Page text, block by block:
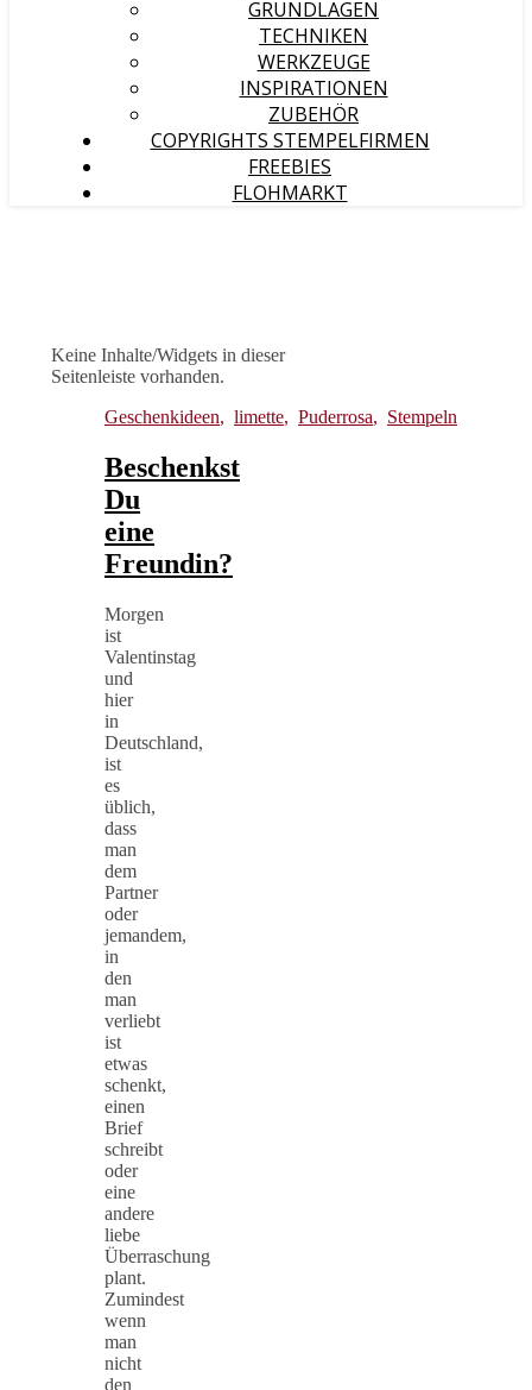
GRUNDLAGEN
TECHNIKEN
WERKZEUGE
INSPIRATIONEN
ZUBEHÖR
COPYRIGHTS STEMPELFIRMEN
FREEBIES
FLOHMARKT
Keine Inhalte/Widgets in dieser
Seitenleiste vorhanden.
Geschenkideen, limette, Puderrosa, Stempeln
Beschenkst
Du
eine
Freundin?
Morgen
ist
Valentinstag
und
hier
in
Deutschland,
ist
es
üblich,
dass
man
dem
Partner
oder
jemandem,
in
den
man
verliebt
ist
etwas
schenkt,
einen
Brief
schreibt
oder
eine
andere
liebe
Überraschung
plant.
Zumindest
wenn
man
nicht
den